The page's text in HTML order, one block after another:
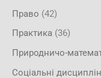
Право (42)
Практика (36)
Природничо-
Соціальні